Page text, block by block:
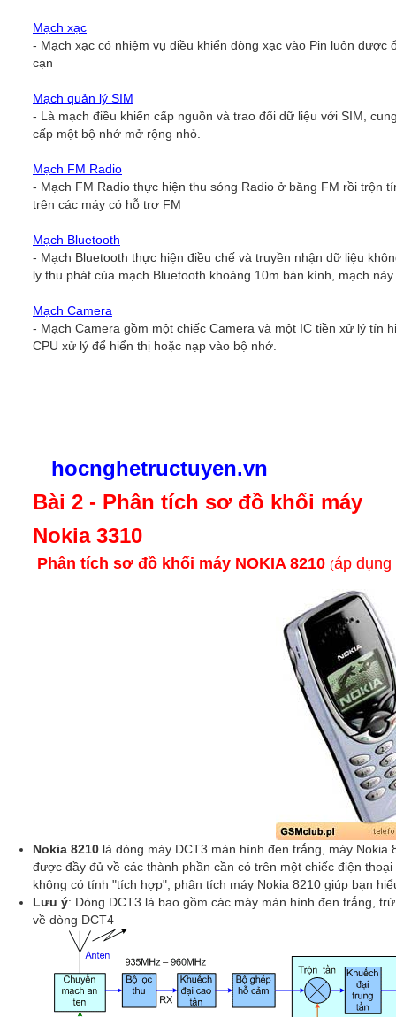
Mạch xạc
- Mạch xạc có nhiệm vụ điều khiển dòng xạc vào Pin luôn
cạn
Mạch quản lý SIM
- Là mạch điều khiển cấp nguồn và trao đổi dữ liệu với SIM,
cấp một bộ nhớ mở rộng nhỏ.
Mạch FM Radio
- Mạch FM Radio thực hiện thu sóng Radio ở băng FM rồi trộn
trên các máy có hỗ trợ FM
Mạch Bluetooth
- Mạch Bluetooth thực hiện điều chế và truyền nhận dữ liệu
ly thu phát của mạch Bluetooth khoảng 10m bán kính, mạch
Mạch Camera
- Mạch Camera gồm một chiếc Camera và một IC tiền xử lý tín
CPU xử lý để hiển thị hoặc nạp vào bộ nhớ.
hocnghetructuyen.vn
Bài 2 - Phân tích sơ đồ khối máy
Nokia 3310
Phân tích sơ đồ khối máy NOKIA 8210 (áp dụng
Nokia 8210 là dòng máy DCT3 màn hình đen trắng, máy
được đầy đủ về các thành phần cần có trên một chiếc điện
không có tính "tích hợp", phân tích máy Nokia 8210 giúp bạn
Lưu ý: Dòng DCT3 là bao gồm các máy màn hình đen trắng,
về dòng DCT4